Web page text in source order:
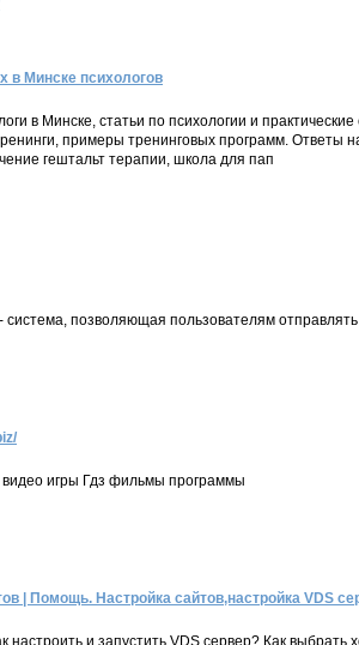
в Минске психологов
в Минске, статьи по психологии и
примеры тренинговых программ. Ответы
гештальт терапии, школа для пап
система, позволяющая пользователям
видео игры Гдз фильмы программы
| Помощь. Настройка сайтов,настройка VDS
настроить и запустить VDS сервер? Как